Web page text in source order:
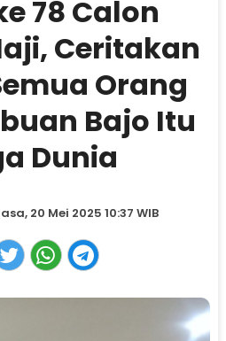
78 Calon
Ceritakan
Orang
Bajo Itu
Dunia
20 Mei 2025 10:37 WIB